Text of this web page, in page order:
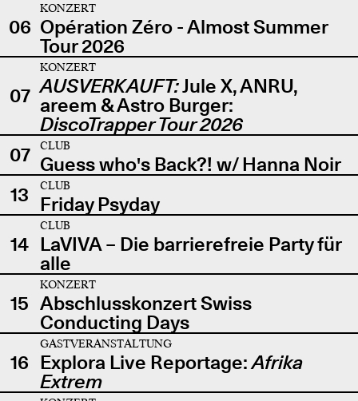
06
KONZERT
Opération Zéro - Almost Summer
Tour 2026
07
KONZERT
AUSVERKAUFT:Jule X, ANRU,
areem & Astro Burger:
DiscoTrapper Tour 2026
07
CLUB
Guess who's Back?! w/ Hanna Noir
13
CLUB
Friday Psyday
14
CLUB
LaVIVA – Die barrierefreie Party für
alle
15
KONZERT
Abschlusskonzert Swiss
Conducting Days
16
GASTVERANSTALTUNG
Explora Live Reportage:Afrika
Extrem